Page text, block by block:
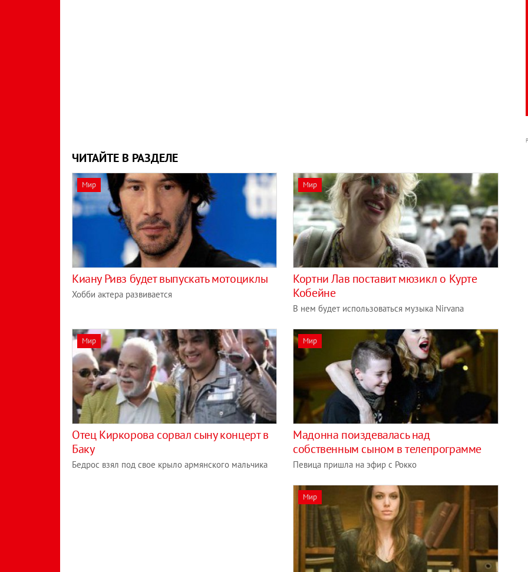
ЧИТАЙТЕ В РАЗДЕЛЕ
Мир
Киану Ривз будет выпускать мотоциклы
Хобби актера развивается
Мир
Кортни Лав поставит мюзикл о Курте
Кобейне
В нем будет использоваться музыка Nirvana
Мир
Отец Киркорова сорвал сыну концерт в
Баку
Бедрос взял под свое крыло армянского мальчика
Мир
Мадонна поиздевалась над
собственным сыном в телепрограмме
Певица пришла на эфир с Рокко
Мир